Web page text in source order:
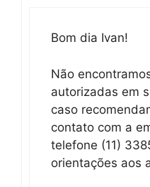
Bom dia Ivan!
Não
autorizadas em
caso
contato com a
telefone (11)
orientações aos